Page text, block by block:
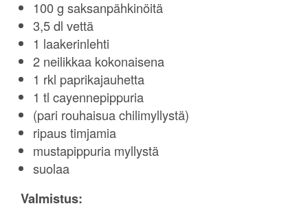
100 g saksanpähkinöitä
3,5 dl vettä
1 laakerinlehti
2 neilikkaa kokonaisena
1 rkl paprikajauhetta
1 tl cayennepippuria
(pari rouhaisua chilimyllystä)
ripaus timjamia
mustapippuria myllystä
suolaa
Valmistus: